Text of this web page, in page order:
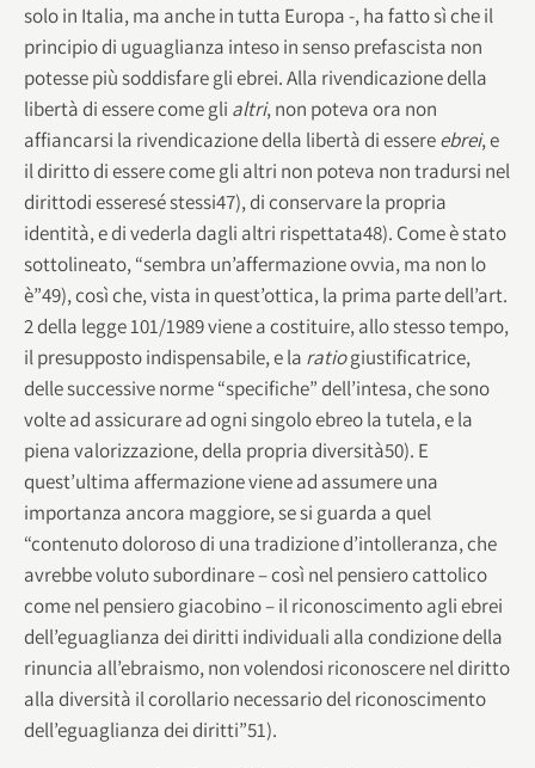
solo in Italia, ma anche in tutta Europa -, ha fatto sì che il
principio di uguaglianza inteso in senso prefascista non
potesse più soddisfare gli ebrei. Alla rivendicazione della
libertà di essere come gli altri, non poteva ora non
affiancarsi la rivendicazione della libertà di essereebrei, e
il diritto di essere come gli altri non poteva non tradursi nel
dirittodi esseresé stessi47), di conservare la propria
identità, e di vederla dagli altri rispettata48). Come è stato
sottolineato, “sembra un’affermazione ovvia, ma non lo
è”49), così che, vista in quest’ottica, la prima parte dell’art.
2 della legge 101/1989 viene a costituire, allo stesso tempo,
il presupposto indispensabile, e la ratiogiustificatrice,
delle successive norme “specifiche” dell’intesa, che sono
volte ad assicurare ad ogni singolo ebreo la tutela, e la
piena valorizzazione, della propria diversità50). E
quest’ultima affermazione viene ad assumere una
importanza ancora maggiore, se si guarda a quel
“contenuto doloroso di una tradizione d’intolleranza, che
avrebbe voluto subordinare – così nel pensiero cattolico
come nel pensiero giacobino – il riconoscimento agli ebrei
dell’eguaglianza dei diritti individuali alla condizione della
rinuncia all’ebraismo, non volendosi riconoscere nel diritto
alla diversità il corollario necessario del riconoscimento
dell’eguaglianza dei diritti”51).